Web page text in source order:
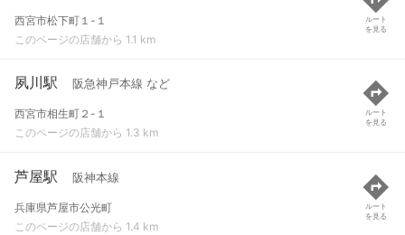
西宮市松下町１-１
このページの店舗から 1.1 km
ルート
を見る
夙川駅 阪急神戸本線 など
西宮市相生町２-１
このページの店舗から 1.3 km
ルート
を見る
芦屋駅 阪神本線
兵庫県芦屋市公光町
このページの店舗から 1.4 km
ルート
を見る